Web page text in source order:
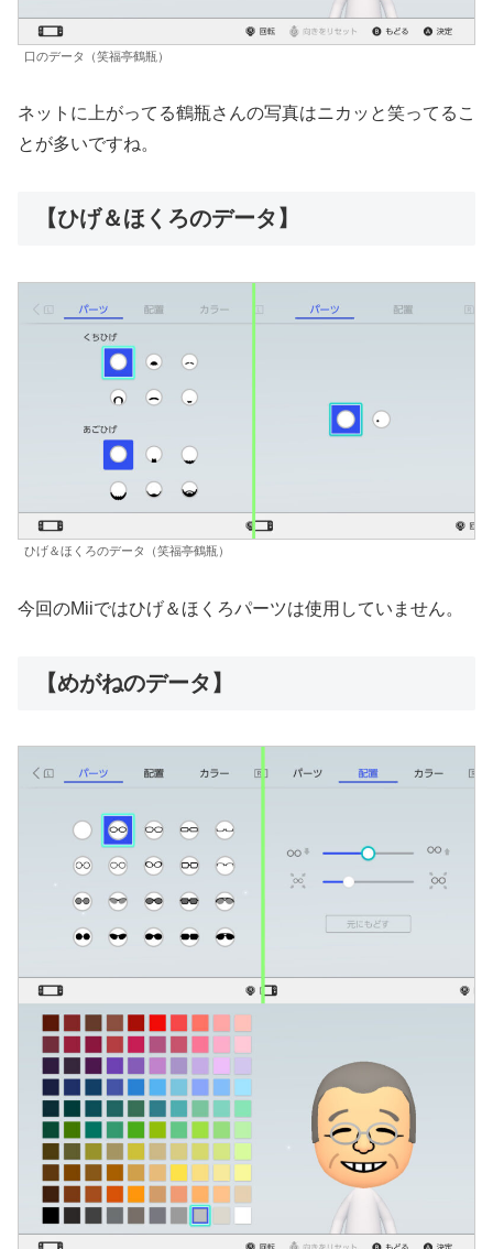
口のデータ（笑福亭鶴瓶）
ネットに上がってる鶴瓶さんの写真はニカッと笑ってるこ
とが多いですね。
【ひげ＆ほくろのデータ】
ひげ＆ほくろのデータ（笑福亭鶴瓶）
今回のMiiではひげ＆ほくろパーツは使用していません。
【めがねのデータ】